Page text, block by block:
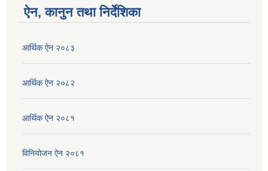
ऐन, कानुन तथा निर्देशिका
आर्थिक ऐन २०८३
आर्थिक ऐन २०८२
आर्थिक ऐन २०८१
विनियोजन ऐन २०८१